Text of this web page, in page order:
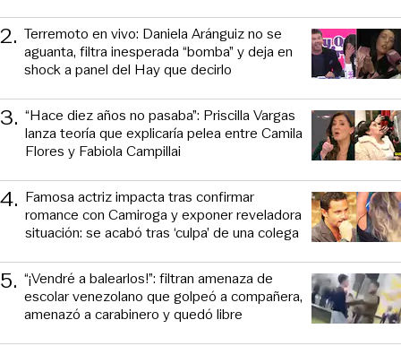
2. Terremoto en vivo: Daniela Aránguiz no se
aguanta, filtra inesperada “bomba” y deja en
shock a panel del Hay que decirlo
3. “Hace diez años no pasaba”: Priscilla Vargas
lanza teoría que explicaría pelea entre Camila
Flores y Fabiola Campillai
4. Famosa actriz impacta tras confirmar
romance con Camiroga y exponer reveladora
situación: se acabó tras ‘culpa’ de una colega
5. “¡Vendré a balearlos!”: filtran amenaza de
escolar venezolano que golpeó a compañera,
amenazó a carabinero y quedó libre